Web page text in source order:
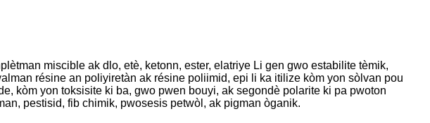
miscible ak dlo, etè, ketonn, ester, elatriye Li gen gwo estabilite tèmik,
résine an poliyiretàn ak résine poliimid, epi li ka itilize kòm yon sòlvan pou
kòm yon toksisite ki ba, gwo pwen bouyi, ak segondè polarite ki pa pwoton
pestisid, fib chimik, pwosesis petwòl, ak pigman òganik.